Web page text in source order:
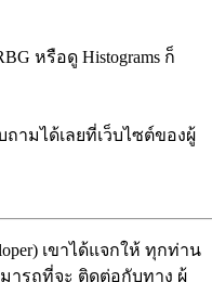
หรือดู Histograms ก็
ามได้เลยที่เว็บไซต์ของผู้
เขาได้แจกให้ ทุกท่าน
ารถที่จะ ติดต่อกับทาง ผู้